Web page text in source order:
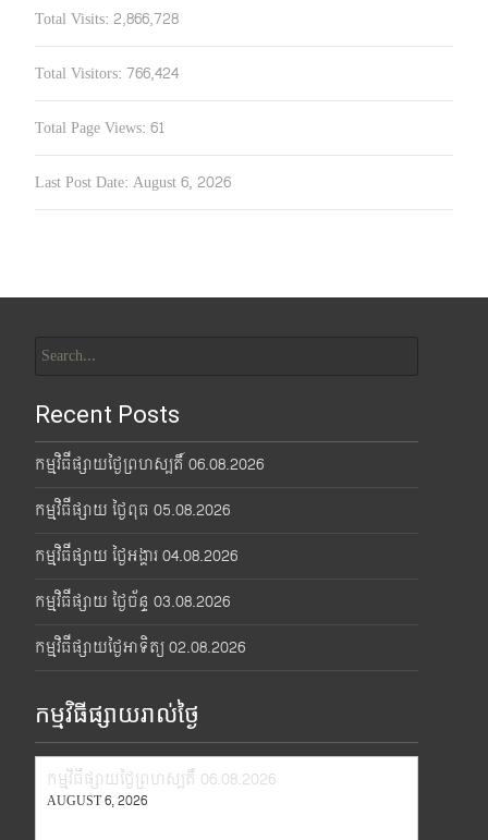
Total Visits: 2,866,728
Total Visitors: 766,424
Total Page Views: 61
Last Post Date: August 6, 2026
for:
Recent Posts
កម្មវិធីផ្សាយថ្ងៃព្រហស្បតិ៍ 06.08.2026
កម្មវិធីផ្សាយ ថ្ងៃពុធ 05.08.2026
កម្មវិធីផ្សាយ ថ្ងៃអង្គារ 04.08.2026
កម្មវិធីផ្សាយ ថ្ងៃច័ន្ទ 03.08.2026
កម្មវិធីផ្សាយថ្ងៃអាទិត្យ 02.08.2026
កម្មវិធីផ្សាយរាល់ថ្ងៃ
កម្មវិធីផ្សាយថ្ងៃព្រហស្បតិ៍ 06.08.2026
AUGUST 6, 2026